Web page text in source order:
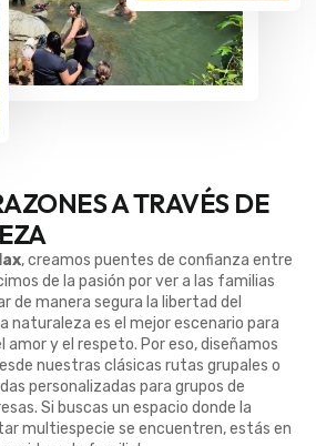
A TRAVÉS DE
, creamos puentes de confianza entre
de la pasión por ver a las familias
de manera segura la libertad del
naturaleza es el mejor escenario para
y el respeto. Por eso, diseñamos
nuestras clásicas rutas grupales o
personalizadas para grupos de
Si buscas un espacio donde la
multiespecie se encuentren, estás en